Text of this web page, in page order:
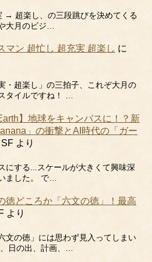
→ 超楽し、の三段跳びを決めてくる
大月のビジ…
マン 超忙し 超充実 超楽し に
・超楽し」の三拍子、これぞ大月の
タイルですね！ …
】地球をキャンバスに！？新
」の衝撃とAI時代の「ガー
SF より
にする...スケールが大きくて興味深
ました。 で…
徳どころか「六文の徳」！最高
より
文の徳」には思わず見入ってしまい
日の出、計画、…